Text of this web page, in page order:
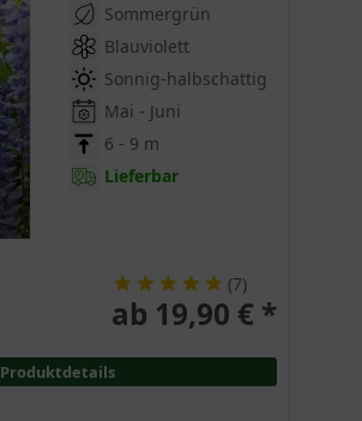
Sommergrün
Blauviolett
Sonnig-halbschattig
Mai - Juni
6 - 9 m
Lieferbar
(7)
ab 19,90 € *
Produktdetails